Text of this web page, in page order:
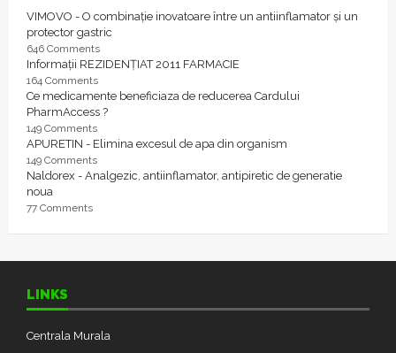
VIMOVO - O combinație inovatoare între un antiinflamator și un
protector gastric
646 Comments
Informații REZIDENȚIAT 2011 FARMACIE
164 Comments
Ce medicamente beneficiaza de reducerea Cardului
PharmAccess ?
149 Comments
APURETIN - Elimina excesul de apa din organism
149 Comments
Naldorex - Analgezic, antiinflamator, antipiretic de generatie
noua
77 Comments
LINKS
Centrala Murala